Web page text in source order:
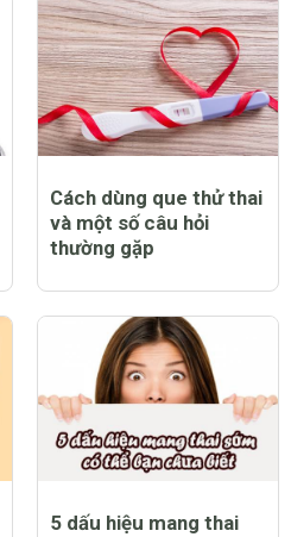
Cách dùng que thử thai
và một số câu hỏi
thường gặp
5 dấu hiệu mang thai